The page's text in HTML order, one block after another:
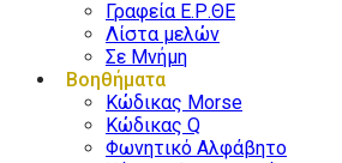
Γραφεία Ε.Ρ.ΘΕ
Λίστα μελών
Σε Μνήμη
Βοηθήματα
Κώδικας Morse
Κώδικας Q
Φωνητικό Αλφάβητο